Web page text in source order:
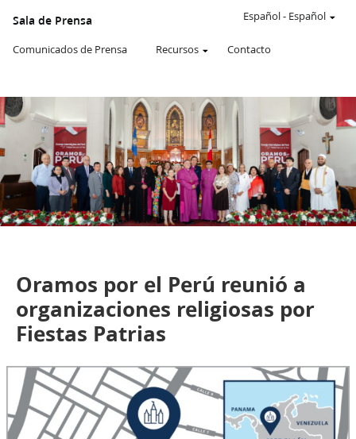
SITIO
WEB
oficial
de
de
JESUCRISTO
de
los
SANTOS
DE
LOS
ÚLTIMOS
DÍAS
Sala de Prensa
Comunicados de Prensa Recursos Contacto
Español- Español
Oramos por el Perú reunió a
organizaciones religiosas por
Fiestas Patrias